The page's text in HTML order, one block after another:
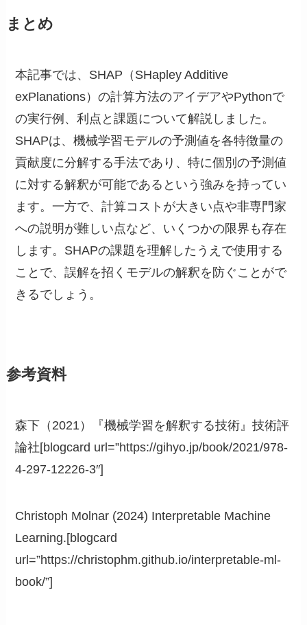
まとめ
本記事では、SHAP（SHapley Additive
exPlanations）の計算方法のアイデアやPythonで
の実行例、利点と課題について解説しました。
SHAPは、機械学習モデルの予測値を各特徴量の
貢献度に分解する手法であり、特に個別の予測値
に対する解釈が可能であるという強みを持ってい
ます。一方で、計算コストが大きい点や非専門家
への説明が難しい点など、いくつかの限界も存在
します。SHAPの課題を理解したうえで使用する
ことで、誤解を招くモデルの解釈を防ぐことがで
きるでしょう。
参考資料
森下（2021）『機械学習を解釈する技術』技術評
論社[blogcard url=”https://gihyo.jp/book/2021/978-
4-297-12226-3″]
Christoph Molnar (2024) Interpretable Machine
Learning.[blogcard
url=”https://christophm.github.io/interpretable-ml-
book/”]